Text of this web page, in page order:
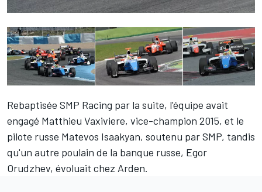
Rebaptisée SMP Racing par la suite, l'équipe avait
engagé Matthieu Vaxiviere, vice-champion 2015, et le
pilote russe Matevos Isaakyan, soutenu par SMP, tandis
qu'un autre poulain de la banque russe, Egor
Orudzhev, évoluait chez Arden.